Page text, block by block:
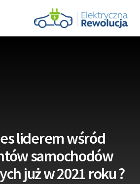
liderem wśród
samochodów
już w 2021 roku ?